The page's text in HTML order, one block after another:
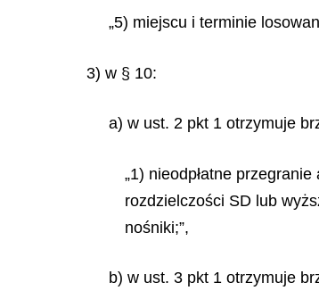
„5) miejscu i terminie
3) w § 10:
a) w ust. 2 pkt 1 otrzymuje
„1) nieodpłatne
rozdzielczości SD lub
nośniki;”,
b) w ust. 3 pkt 1 otrzymuje